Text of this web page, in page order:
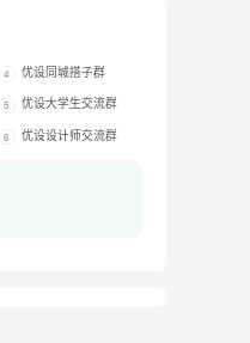
4 优设同城搭子群
5 优设大学生交流群
6 优设设计师交流群